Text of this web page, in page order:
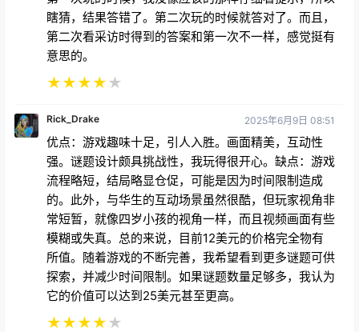
瞎猜，结果答错了。第二次玩的时候就答对了。而且，
第二次看采访时得到的答案和第一次不一样，感觉挺有
意思的。
★★★★★
Rick_Drake 2025年6月9日 08:51
优点：游戏趣味十足，引人入胜。画面精美，互动性
强。谜题设计颇具挑战性，我玩得很开心。缺点：游戏
流程略短，结局略显仓促，可能是因为时间限制造成
的。此外，与华生的互动场景虽然很酷，但玩家视角非
常短暂，就像四岁小孩的视角一样，而且视频画面有些
模糊或失真。总的来说，目前12美元的价格完全物有
所值。随着游戏的不断完善，我希望看到更多谜题可供
探索，并减少时间限制。如果谜题数量足够多，我认为
它的价值可以达到25美元甚至更高。
★★★★★